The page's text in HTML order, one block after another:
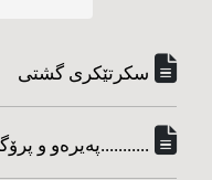
سکرتێکری گشتی
...........په‌یره‌و و